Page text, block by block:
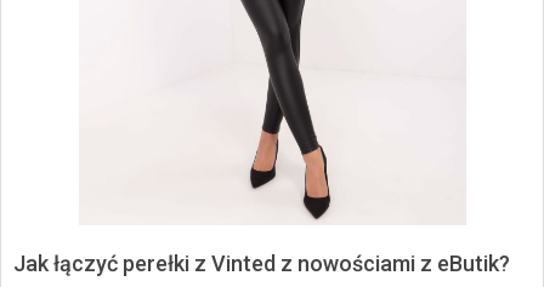
Jak łączyć perełki z Vinted z nowościami z eButik?